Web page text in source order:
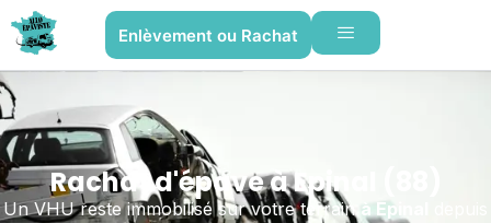
Enlèvement ou Rachat
Rachat d'épave à Epinal (88)
Un VHU reste immobilisé sur votre terrain à Epinal